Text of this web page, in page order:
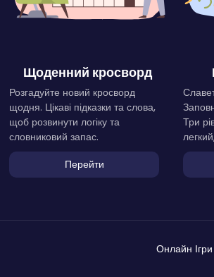
Щоденний кросворд
Розгадуйте новий кросворд
щодня. Цікаві підказки та слова,
щоб розвинути логіку та
словниковий запас.
Перейти
Три
Онлайн Ігри